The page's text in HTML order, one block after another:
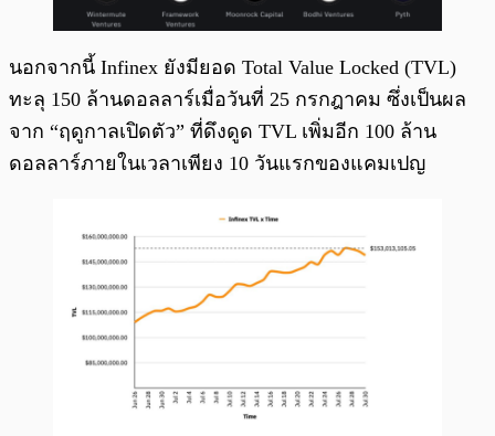
นอกจากนี้ Infinex ยังมียอด Total Value Locked (TVL)
ทะลุ 150 ล้านดอลลาร์เมื่อวันที่ 25 กรกฎาคม ซึ่งเป็นผล
จาก “ฤดูกาลเปิดตัว” ที่ดึงดูด TVL เพิ่มอีก 100 ล้าน
ดอลลาร์ภายในเวลาเพียง 10 วันแรกของแคมเปญ